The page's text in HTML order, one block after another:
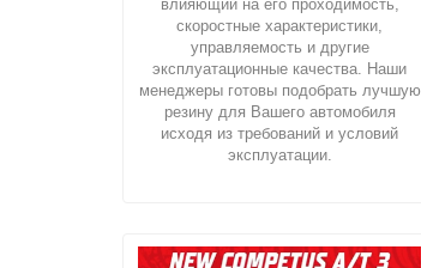
влияющий на его проходимость,
скоростные характеристики,
управляемость и другие
эксплуатационные качества. Наши
менеджеры готовы подобрать лучшую
резину для Вашего автомобиля
исходя из требований и условий
эксплуатации.